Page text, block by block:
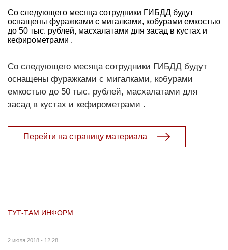
Со следующего месяца сотрудники ГИБДД будут
оснащены фуражками с мигалками, кобурами емкостью
до 50 тыс. рублей, масхалатами для засад в кустах и
кефирометрами .
Со следующего месяца сотрудники ГИБДД будут
оснащены фуражками с мигалками, кобурами
емкостью до 50 тыс. рублей, масхалатами для
засад в кустах и кефирометрами .
Перейти на страницу материала
ТУТ-ТАМ ИНФОРМ
2 июля 2018 - 12:28